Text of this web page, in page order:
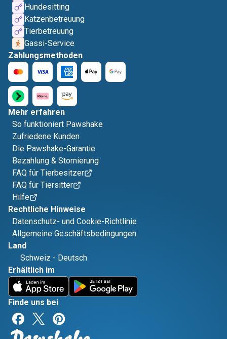
Hundesitting
Katzenbetreuung
Tierbetreuung
Gassi-Service
Zahlungsmethoden
Mehr erfahren
So funktioniert Pawshake
Zufriedene Kunden
Die Pawshake-Garantie
Bezahlung & Stornierung
FAQ für Tierbesitzer
FAQ für Tiersitter
Hilfe
Rechtliche Hinweise
Datenschutz- und Cookie-Richtlinie
Allgemeine Geschäftsbedingungen
Land
Schweiz - Deutsch
Erhältlich im
Finde uns bei